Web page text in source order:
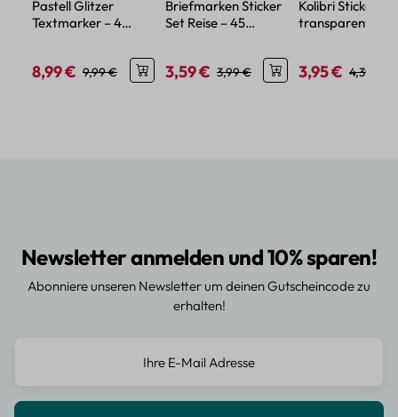
Pastell Glitzer
Textmarker – 4
Verkaufspreis:
8,99 € Regulärer Preis:
9,99 €
Briefmarken Sticker
Set Reise – 45
Verkaufspreis:
3,59 € Regulärer Preis:
3,99 €
Kolibri Sticker
transparent – 50
Verkaufspreis:
3,95 € 4,39 €
Newsletter anmelden und 10% sparen!
Abonniere unseren Newsletter um deinen Gutscheincode zu
erhalten!